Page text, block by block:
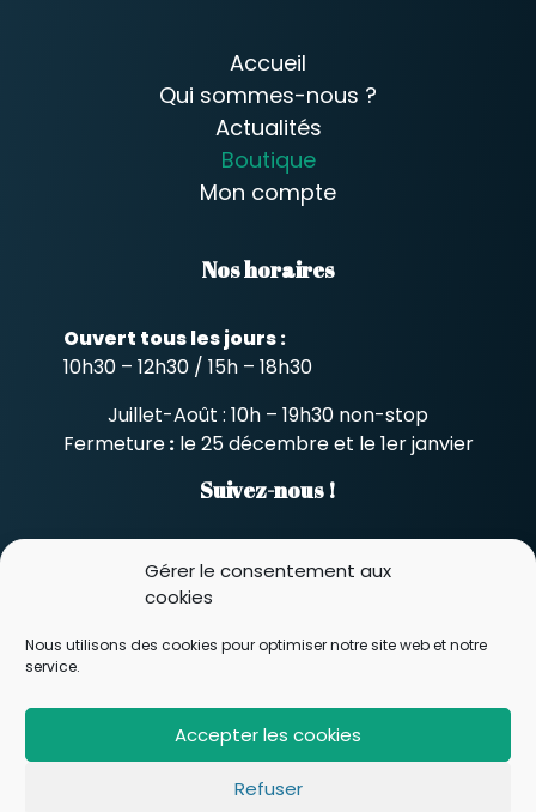
Gérer le consentement aux
cookies
Nous utilisons des cookies pour optimiser notre site web et notre
service.
Accepter les cookies
Refuser
Accueil
Qui sommes-nous ?
Actualités
Boutique
Mon compte
Nos horaires
Ouvert tous les jours :
10h30 – 12h30 / 15h – 18h30
Juillet-Août : 10h – 19h30 non-stop
Fermeture:le 25 décembre et le 1er janvier
Suivez-nous !